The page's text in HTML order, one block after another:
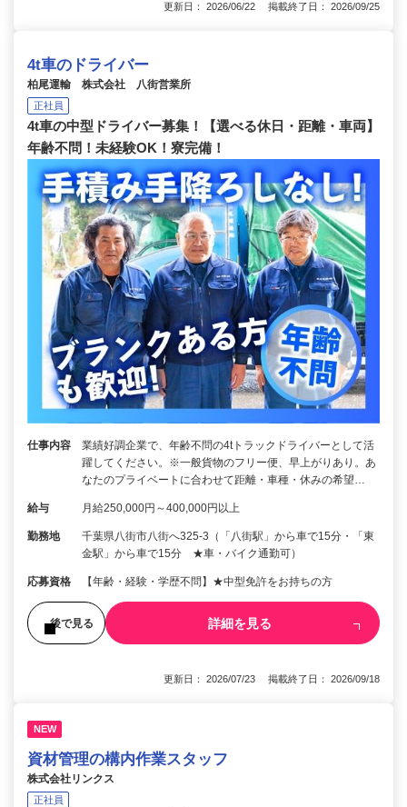
更新日： 2026/06/22 掲載終了日： 2026/09/25
4t車のドライバー
柏尾運輸 株式会社 八街営業所
正社員
4t車の中型ドライバー募集！【選べる休日・距離・車両】
年齢不問！未経験OK！寮完備！
仕事内容
業績好調企業で、年齢不問の4tトラックドライバーとして活
躍してください。※一般貨物のフリー便、早上がりあり。あ
なたのプライベートに合わせて距離・車種・休みの希望…
給与 月給250,000円～400,000円以上
勤務地
千葉県八街市八街へ325-3（「八街駅」から車で15分・「東
金駅」から車で15分 ★車・バイク通勤可）
応募資格 【年齢・経験・学歴不問】★中型免許をお持ちの方
後で見る 詳細を見る
更新日： 2026/07/23 掲載終了日： 2026/09/18
NEW
資材管理の構内作業スタッフ
株式会社リンクス
正社員